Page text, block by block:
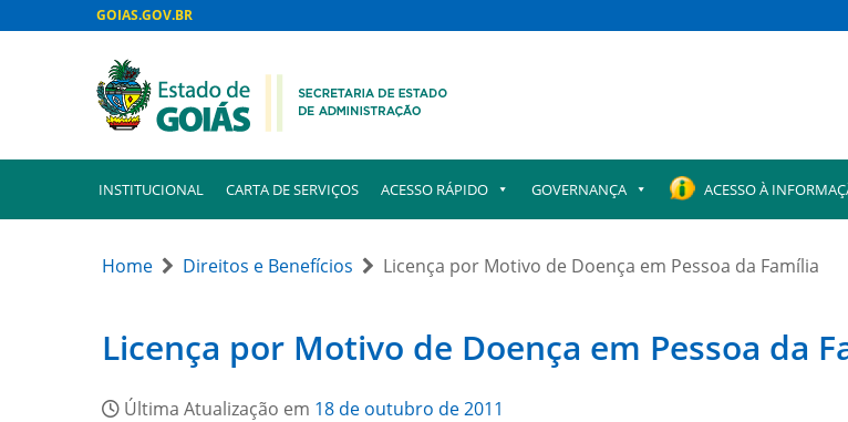
GOIAS.GOV.BR
INSTITUCIONAL CARTA DE SERVIÇOS ACESSO RÁPIDO GOVERNANÇA ACESSO À
Home Direitos e Benefícios Licença por Motivo de Doença em Pessoa da Família
Licença por Motivo de Doença em Pessoa da
Última Atualização em 18 de outubro de 2011